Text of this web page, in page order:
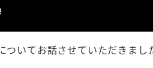
いてお話させていただきまし